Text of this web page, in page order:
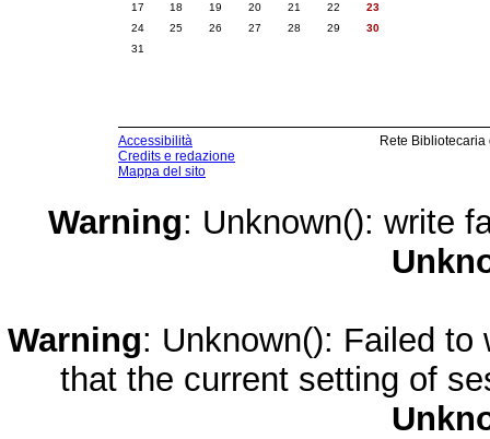
17
18 19 20 21 22
23
24
25 26 27 28 29
30
31
Accessibilità
Credits e redazione
Mappa del sito
Rete
Warning: Unknown(): write
Warning: Unknown(): Failed
that the current setting of